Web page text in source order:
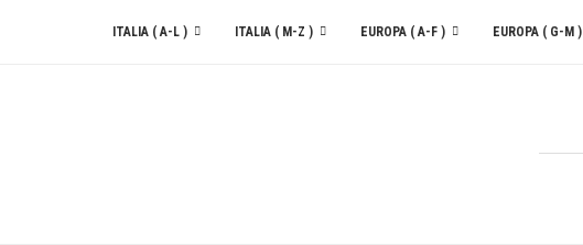
ITALIA ( A-L ) ITALIA ( M-Z ) EUROPA ( A-F ) EUROPA ( G-M )